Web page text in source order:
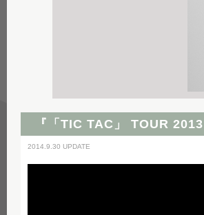
『「TIC TAC」 TOUR
2014.9.30 UPDATE